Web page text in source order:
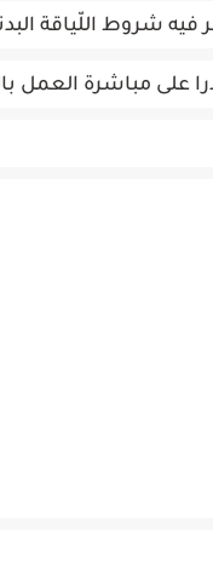
فيه شروط اللّياقة
على مباشرة العمل